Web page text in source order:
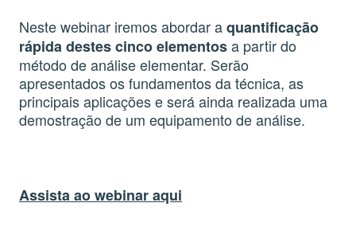
Neste webinar iremos abordar aquantificação
rápida destes cinco elementosa partir do
método de análise elementar. Serão
apresentados os fundamentos da técnica, as
principais aplicações e será ainda realizada uma
demostração de um equipamento de análise.
Assista ao webinar aqui